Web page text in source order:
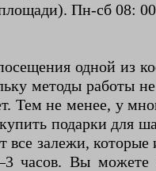
Пн-сб 08:
одной из
методы работы
Тем не менее, у
подарки для
залежи,
часов. Вы можете